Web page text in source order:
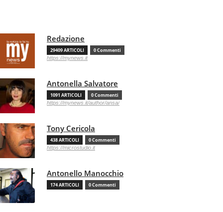
Redazione
29409 ARTICOLI 0 Commenti
https://mynews.it
Antonella Salvatore
1091 ARTICOLI 0 Commenti
https://mynews.it/author/ansa/
Tony Cericola
438 ARTICOLI 0 Commenti
https://microstudio.it
Antonello Manocchio
174 ARTICOLI 0 Commenti